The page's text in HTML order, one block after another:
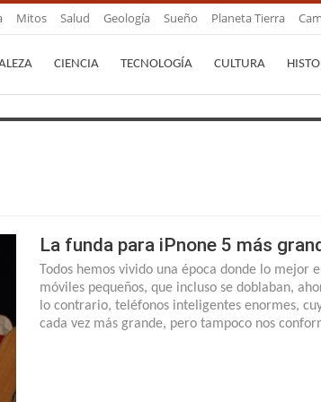
Mitos Salud Geología Sueño Planeta Tierra
CIENCIA TECNOLOGÍA CULTURA
La funda para iPnone 5 más
Todos hemos vivido una época donde lo mejor
móviles pequeños, que incluso se doblaban,
lo contrario, teléfonos inteligentes enormes,
cada vez más grande, pero tampoco nos